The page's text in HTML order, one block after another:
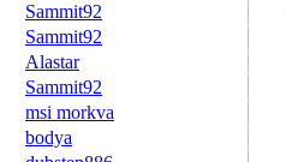
Sammit92
Sammit92
Alastar
Sammit92
msi morkva
bodya